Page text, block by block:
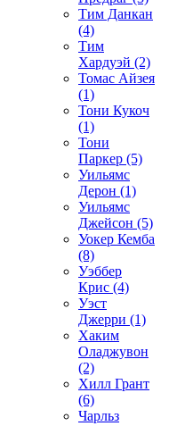
Тим Данкан
(4)
Тим
Хардуэй (2)
Томас Айзея
(1)
Тони Кукоч
(1)
Тони
Паркер (5)
Уильямс
Дерон (1)
Уильямс
Джейсон (5)
Уокер Кемба
(8)
Уэббер
Крис (4)
Уэст
Джерри (1)
Хаким
Оладжувон
(2)
Хилл Грант
(6)
Чарльз